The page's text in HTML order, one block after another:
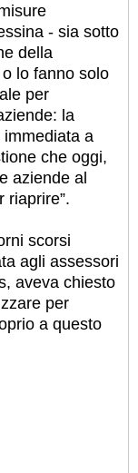
- sia sotto
della
lo fanno solo
per
la
a
che oggi,
aziende al
riaprire”.
scorsi
agli assessori
aveva chiesto
per
a questo